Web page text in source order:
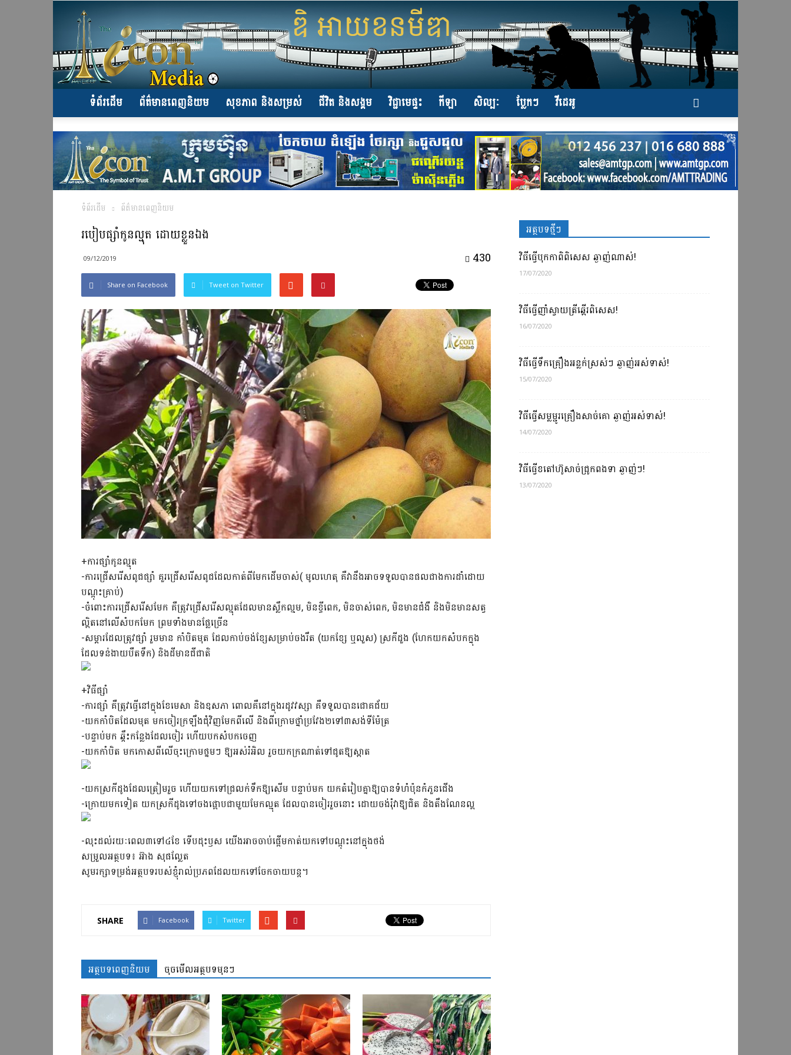
ទំព័រដើម ព័ត៌មានពេញនិយម សុខភាព និងសម្រស់ ជីវិត និងសង្គម វិជ្ជាមេផ្ទះ កីឡា សិល្បៈ ប្លែកៗ វីដេអូ
ទំព័រដើម ព័ត៌មានពេញនិយម
របៀបផ្សាំកូនល្មុត ដោយខ្លួនឯង
09/12/2019 430
Share on Facebook Tweet on Twitter
+ការផ្សាំកូនល្មុត
-ការជ្រើសរើសពូជផ្សាំ គួរជ្រើសរើសពូជដែលកាត់ពីមែកដើមចាស់( មូលហេតុ គឺវានឹងអាចទទួលបានផលជាងការដាំដោយ
បណ្តុះគ្រាប់)
-ចំពោះការជ្រើសរើសមែក គឺត្រូវជ្រើសរើសល្មុតដែលមានស្លឹកល្មម, មិនខ្ចីពេក, មិនចាស់ពេក, មិនមានជំងឺ និងមិនមានសត្វ
ល្អិតនៅលើសំបកមែក ព្រមទាំងមានផ្លែច្រើន
-សម្ភារដែលត្រូវផ្សាំ រួមមាន កាំបិតមុត ដែលកាប់ចង់ខ្សែសម្រាប់ចងរឹត (យកខ្សែ ឬលួស) ស្រកីដួង (ហែកយកសំបកក្នុង
ដែលទន់ងាយបឺតទឹក) និងដីមានជីជាតិ
+វិធីផ្សាំ
-ការផ្សាំ គឺត្រូវធ្វើនៅក្នុងខែមេសា និងឧសភា ពោលគឺនៅក្នុងរដូវវស្សា គឺទទួលបានជោគជ័យ
-យកកាំបិតដែលមុត មកចៀរក្រឡឹងជុំវិញមែកពីលើ និងពីក្រោមថ្នាំប្រវែង២ទៅ៣សង់ទីម៉ែត្រ
-បន្ទាប់មក ឆ្កឹះកន្លែងដែលចៀរ ហើយបកសំបកចេញ
-យកកាំបិត មកកោសពីលើចុះក្រោមថ្នមៗ ឱ្យអស់រំអិល រួចយកក្រណាត់ទៅជូតឱ្យស្អាត
-យកស្រកីដូងដែលត្រៀមរួច ហើយយកទៅជ្រលក់ទឹកឱ្យសើម បន្ទាប់មក យកតំរៀបគ្នាឱ្យបានទំហំប៉ុនកំភួនជើង
-ក្រោយមកទៀត យកស្រកីដូងទៅចងផ្អោបជាមួយមែកល្មុត ដែលបានចៀររួចនោះ ដោយចង់រុំវាឱ្យជិត និងតឹងណែនល្អ
-លុះដល់រយៈពេល៣ទៅ៤ខែ ទើបដុះឫស យើងអាចចាប់ផ្តើមកាត់យកទៅបណ្តុះនៅក្នុងថង់
សម្រួលអត្ថបទ៖ អ៊ាង សុផល្លែត
សូមរក្សាទម្រង់អត្ថបទរបស់ខ្ញុំរាល់ប្រភពដែលយកទៅចែកចាយបន្ត។
SHARE Facebook Twitter
អត្ថបទពេញនិយម ចុចមើលអត្ថបទមុនៗ
អត្ថបទថ្មីៗ
វិធីធ្វើបុកកាពិពិសេស ឆ្ងាញ់ណាស់!
17/07/2020
វិធីធ្វើញាំស្វាយត្រីឆ្អើរពិសេស!
16/07/2020
វិធីធ្វើទឹកគ្រឿងអន្លក់ស្រស់ៗ ឆ្ងាញ់អស់ទាស់!
15/07/2020
វិធីធ្វើសម្លម្ជូរគ្រឿងសាច់គោ ឆ្ងាញ់អស់ទាស់!
14/07/2020
វិធីធ្វើខតៅហ៊ូសាច់ជ្រូកពងទា ឆ្ងាញ់ៗ!
13/07/2020